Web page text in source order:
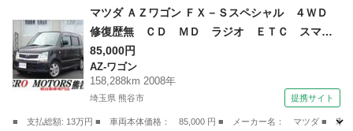
デミオ
マツダ ＡＺワゴン ＦＸ－Ｓスペシャル ４ＷＤ
修復歴無 ＣＤ ＭＤ ラジオ ＥＴＣ スマー
トキー シートヒーター フルフラット ドアバ
イザー アルミホイール ベンチシート ライト
レベライザー （検9.2）
85,000円
AZ-ワゴン
158,288km 2008年
埼玉県 熊谷市 提携サイト
■ 支払総額: 13万円 ■ 車両本体価格： 85,000 円 ■ メーカー名： マツダ ■